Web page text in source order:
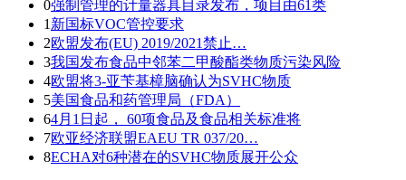
0强制管理的计量器具目录发布，项目由61类
1 新国标VOC管控要求
2欧盟发布(EU) 2019/2021禁止…
3我国发布食品中邻苯二甲酸酯类物质污染风险
4欧盟将3-亚苄基樟脑确认为SVHC物质
5美国食品和药管理局（FDA）
64月1日起， 60项食品及食品相关标准将
7欧亚经济联盟EAEU TR 037/20…
8ECHA对6种潜在的SVHC物质展开公众